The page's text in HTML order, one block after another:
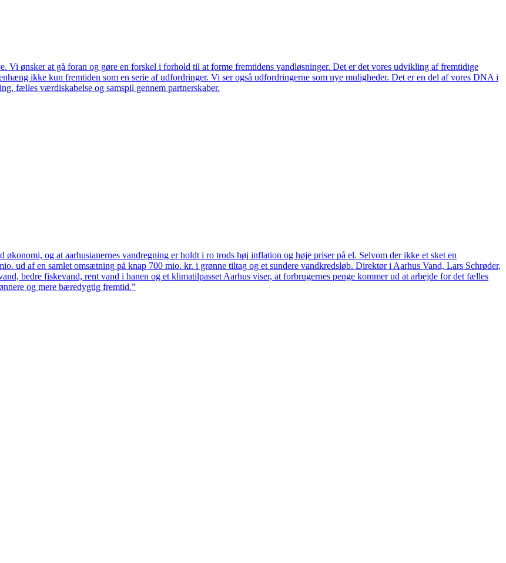
Vi ønsker at gå foran og gøre en forskel i forhold til at forme fremtidens vandløsninger. Det er det vores udvikling af fremtidige
ikke kun fremtiden som en serie af udfordringer. Vi ser også udfordringerne som nye muligheder. Det er en del af vores DNA i
fælles værdiskabelse og samspil gennem partnerskaber.
økonomi, og at aarhusianernes vandregning er holdt i ro trods høj inflation og høje priser på el. Selvom der ikke et sket en
ud af en samlet omsætning på knap 700 mio. kr. i grønne tiltag og et sundere vandkredsløb. Direktør i Aarhus Vand, Lars Schrøder,
bedre fiskevand, rent vand i hanen og et klimatilpasset Aarhus viser, at forbrugernes penge kommer ud at arbejde for det fælles
og mere bæredygtig fremtid.”